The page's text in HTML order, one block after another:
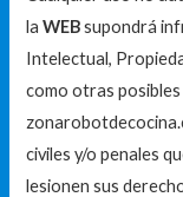
laWEBsupondrá
Intelectual,
como otras
civiles y/o penales
lesionen sus